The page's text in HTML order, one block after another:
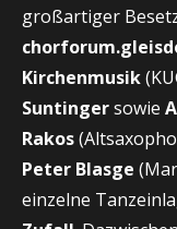
großartiger
Kirchenmusik
Suntingersowie
Rakos
Peter Blasge
einzelne